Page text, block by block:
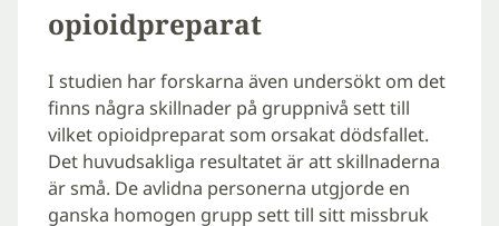
opioidpreparat
I studien har forskarna även undersökt om det
finns några skillnader på gruppnivå sett till
vilket opioidpreparat som orsakat dödsfallet.
Det huvudsakliga resultatet är att skillnaderna
är små. De avlidna personerna utgjorde en
ganska homogen grupp sett till sitt missbruk